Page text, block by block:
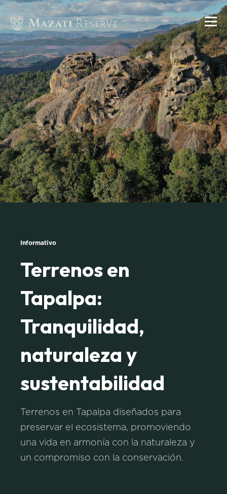
Informativo
Terrenos en
Tapalpa:
Tranquilidad,
naturaleza y
sustentabilidad
Terrenos en Tapalpa diseñados para
preservar el ecosistema, promoviendo
una vida en armonía con la naturaleza y
un compromiso con la conservación.